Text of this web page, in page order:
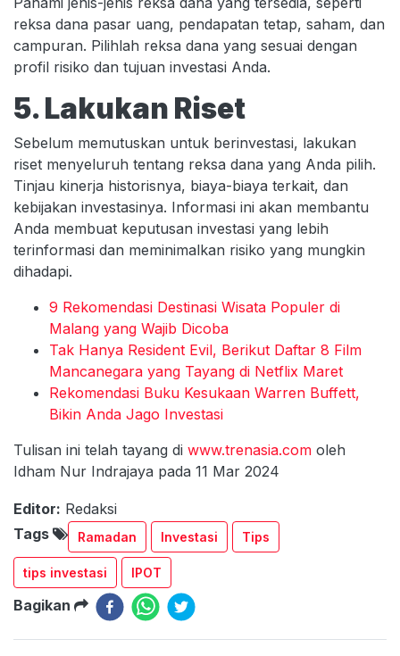
reksa dana pasar uang, pendapatan tetap, saham, dan
campuran. Pilihlah reksa dana yang sesuai dengan
profil risiko dan tujuan investasi Anda.
5. Lakukan Riset
Sebelum memutuskan untuk berinvestasi, lakukan
riset menyeluruh tentang reksa dana yang Anda pilih.
Tinjau kinerja historisnya, biaya-biaya terkait, dan
kebijakan investasinya. Informasi ini akan membantu
Anda membuat keputusan investasi yang lebih
terinformasi dan meminimalkan risiko yang mungkin
dihadapi.
9 Rekomendasi Destinasi Wisata Populer di
Malang yang Wajib Dicoba
Tak Hanya Resident Evil, Berikut Daftar 8 Film
Mancanegara yang Tayang di Netflix Maret
Rekomendasi Buku Kesukaan Warren Buffett,
Bikin Anda Jago Investasi
Tulisan ini telah tayang di www.trenasia.com oleh
Idham Nur Indrajaya pada 11 Mar 2024
Editor: Redaksi
Tags
Ramadan Investasi Tips
tips investasi IPOT
Bagikan